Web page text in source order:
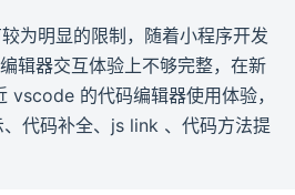
为明显的限制，随着小程序开发
辑器交互体验上不够完整，在新
的代码编辑器使用体验，
代码补全、js link 、代码方法提